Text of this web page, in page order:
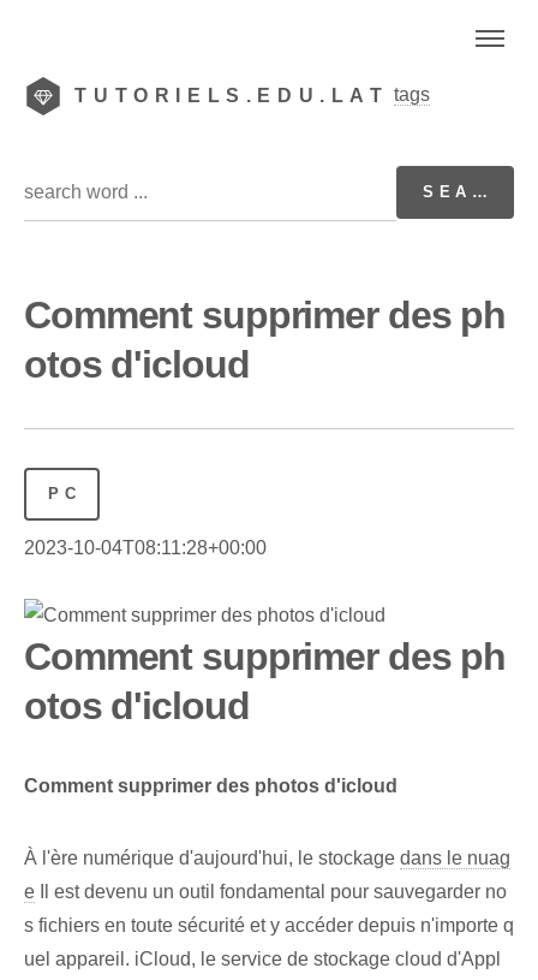
TUTORIELS.EDU.LAT tags
Comment supprimer des ph
otos d'icloud
PC
2023-10-04T08:11:28+00:00
Comment supprimer des ph
otos d'icloud
Comment supprimer des photos d'icloud
À l'ère numérique d'aujourd'hui, le stockage dans le nuag
e Il est devenu un outil fondamental pour sauvegarder no
s fichiers en toute sécurité et y accéder depuis n'importe q
uel appareil. iCloud, le service de stockage cloud d'Appl